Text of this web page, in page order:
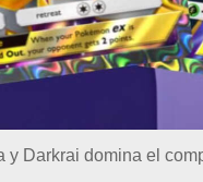
y Darkrai domina el